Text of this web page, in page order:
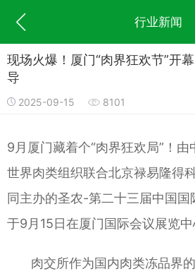
行业新闻
现场火爆！厦门“肉界狂欢节”开
导
2025-09-15 8101
9月厦门藏着个“肉界狂欢局”！由
世界肉类组织联合北京禄易隆得
同主办的圣农-第二十三届中国国
于9月15日在厦门国际会议展览中
肉交所作为国内肉类冻品界